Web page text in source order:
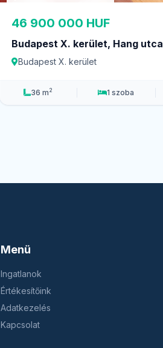
46 900 000 HUF
Budapest X. kerület, Hang utca
Budapest X. kerület
36 m2 1 szoba
Menü
Ingatlanok
Értékesítőink
Adatkezelés
Kapcsolat